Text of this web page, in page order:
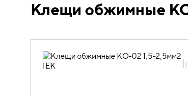
08. Изделия электромонтажные и
инструменты
электромонтажа
Клещи обжимные